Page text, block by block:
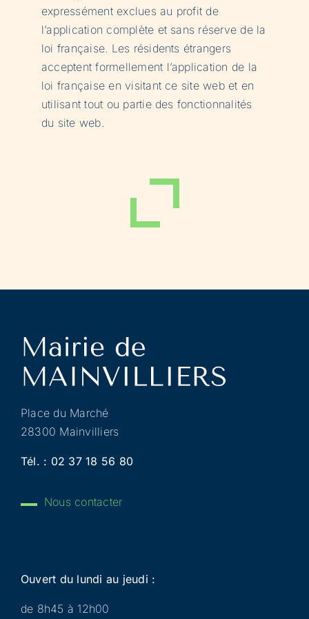
expressément exclues au profit de
l’application complète et sans réserve de la
loi française. Les résidents étrangers
acceptent formellement l’application de la
loi française en visitant ce site web et en
utilisant tout ou partie des fonctionnalités
du site web.
Place du Marché
28300 Mainvilliers
Tél. : 02 37 18 56 80
Nous contacter
Ouvert du lundi au jeudi :
de 8h45 à 12h00